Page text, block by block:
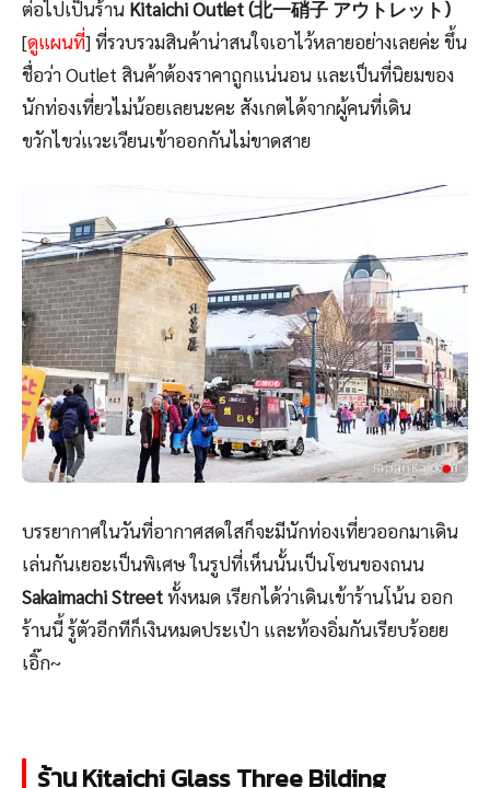
ต่อไปเป็นร้าน Kitaichi Outlet (北一硝子 アウトレット)
[ดูแผนที่] ที่รวบรวมสินค้าน่าสนใจเอาไว้หลายอย่างเลยค่ะ ขึ้น
ชื่อว่า Outlet สินค้าต้องราคาถูกแน่นอน และเป็นที่นิยมของ
นักท่องเที่ยวไม่น้อยเลยนะคะ สังเกตได้จากผู้คนที่เดิน
ขวักไขว่แวะเวียนเข้าออกกันไม่ขาดสาย
บรรยากาศในวันที่อากาศสดใสก็จะมีนักท่องเที่ยวออกมาเดิน
เล่นกันเยอะเป็นพิเศษ ในรูปที่เห็นนั้นเป็นโซนของถนน
Sakaimachi Streetทั้งหมด เรียกได้ว่าเดินเข้าร้านโน้น ออก
ร้านนี้ รู้ตัวอีกทีก็เงินหมดประเป๋า และท้องอิ่มกันเรียบร้อยย
เอิ๊ก~
ร้าน Kitaichi Glass Three Bilding